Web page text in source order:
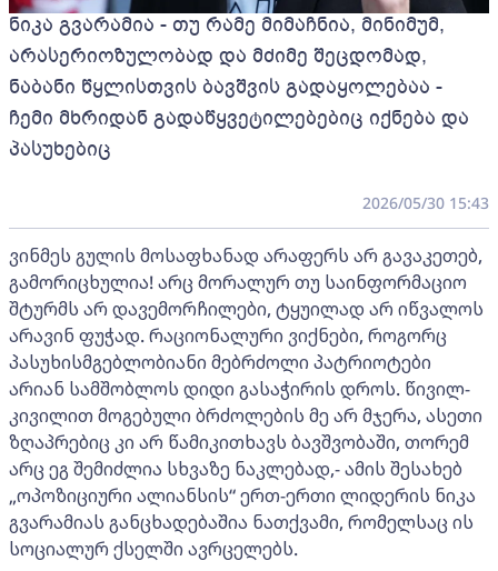
ნიკა გვარამია - თუ რამე მიმაჩნია, მინიმუმ,
არასერიოზულობად და მძიმე შეცდომად,
ნაბანი წყლისთვის ბავშვის გადაყოლებაა -
ჩემი მხრიდან გადაწყვეტილებებიც იქნება და
პასუხებიც
2026/05/30 15:43
ვინმეს გულის მოსაფხანად არაფერს არ გავაკეთებ,
გამორიცხულია! არც მორალურ თუ საინფორმაციო
შტურმს არ დავემორჩილები, ტყუილად არ იწვალოს
არავინ ფუჭად. რაციონალური ვიქნები, როგორც
პასუხისმგებლობიანი მებრძოლი პატრიოტები
არიან სამშობლოს დიდი გასაჭირის დროს. წივილ-
კივილით მოგებული ბრძოლების მე არ მჯერა, ასეთი
ზღაპრებიც კი არ წამიკითხავს ბავშვობაში, თორემ
არც ეგ შემიძლია სხვაზე ნაკლებად,- ამის შესახებ
„ოპოზიციური ალიანსის“ ერთ-ერთი ლიდერის ნიკა
გვარამიას განცხადებაშია ნათქვამი, რომელსაც ის
სოციალურ ქსელში ავრცელებს.